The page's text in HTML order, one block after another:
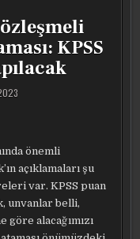
KPSS
önemli
açıklamaları şu
var. KPSS puan
unvanlar belli,
alacağımızı